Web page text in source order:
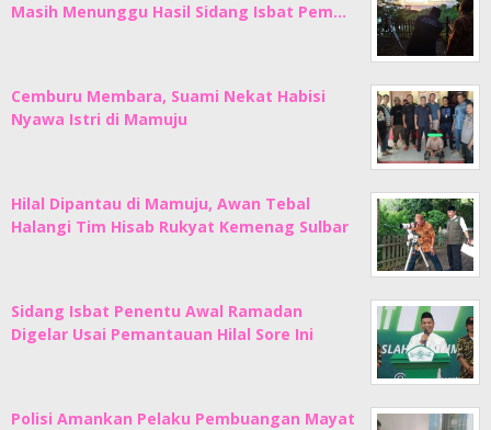
Masih Menunggu Hasil Sidang Isbat Pem…
Cemburu Membara, Suami Nekat Habisi
Nyawa Istri di Mamuju
Hilal Dipantau di Mamuju, Awan Tebal
Halangi Tim Hisab Rukyat Kemenag Sulbar
Sidang Isbat Penentu Awal Ramadan
Digelar Usai Pemantauan Hilal Sore Ini
Polisi Amankan Pelaku Pembuangan Mayat